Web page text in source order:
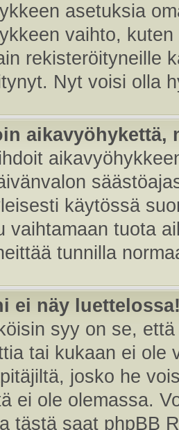
asetuksia
vaihto,
rekisteröityneille
Nyt voisi olla
käytössä
vaihtamaan tuota
tunnilla
ei näy
syy on se,
tai kukaan ei ole
josko he
ei ole olemassa.
tästä saat phpBB